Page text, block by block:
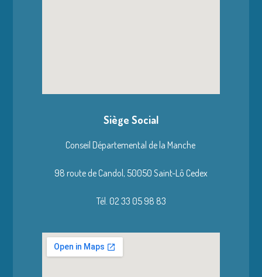
Siège Social
Conseil Départemental de la Manche
98 route de Candol, 50050 Saint-Lô Cedex
Tél. 02 33 05 98 83